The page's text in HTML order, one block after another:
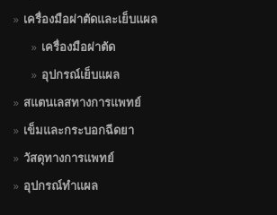
เครื่องมือผ่าตัดและเย็บแผล
เครื่องมือผ่าตัด
อุปกรณ์เย็บแผล
สแตนเลสทางการแพทย์
เข็มและกระบอกฉีดยา
วัสดุทางการแพทย์
อุปกรณ์ทำแผล